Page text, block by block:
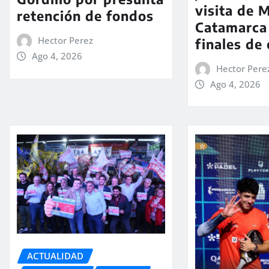
retención de fondos
Hector Perez
Ago 4, 2026
visita de
finales de
Hector
Ago 4, 2026
ACTUALIDAD